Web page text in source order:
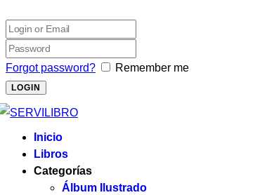
Forgot password? Remember me
Inicio
Libros
Categorías
Álbum Ilustrado